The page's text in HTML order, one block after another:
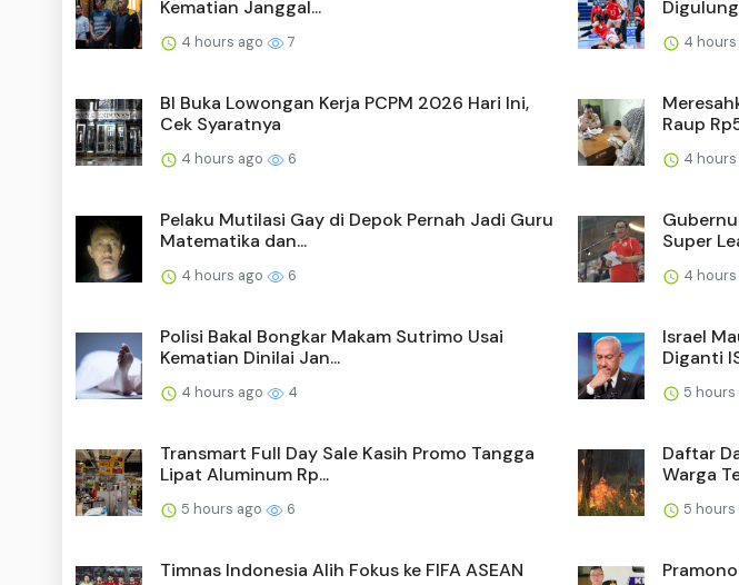
Kematian Janggal...
4 hours ago 7 4 hours
BI Buka Lowongan Kerja PCPM 2026 Hari Ini,
Cek Syaratnya
4 hours ago 6
Raup
4 hours
Pelaku Mutilasi Gay di Depok Pernah Jadi Guru
Matematika dan...
4 hours ago 6
Super
4 hours
Polisi Bakal Bongkar Makam Sutrimo Usai
Kematian Dinilai Jan...
4 hours ago 4
Israel
Diganti
5 hours
Transmart Full Day Sale Kasih Promo Tangga
Lipat Aluminum Rp...
5 hours ago 6
Daftar
Warga
5 hours
Timnas Indonesia Alih Fokus ke FIFA ASEAN